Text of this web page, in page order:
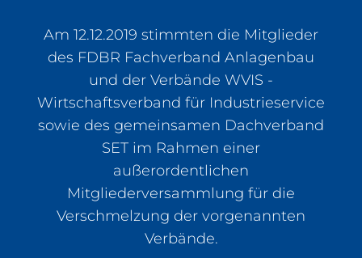
Am 12.12.2019 stimmten die Mitglieder
des FDBR Fachverband Anlagenbau
und der Verbände WVIS -
Wirtschaftsverband für Industrieservice
sowie des gemeinsamen Dachverband
SET im Rahmen einer
außerordentlichen
Mitgliederversammlung für die
Verschmelzung der vorgenannten
Verbände.